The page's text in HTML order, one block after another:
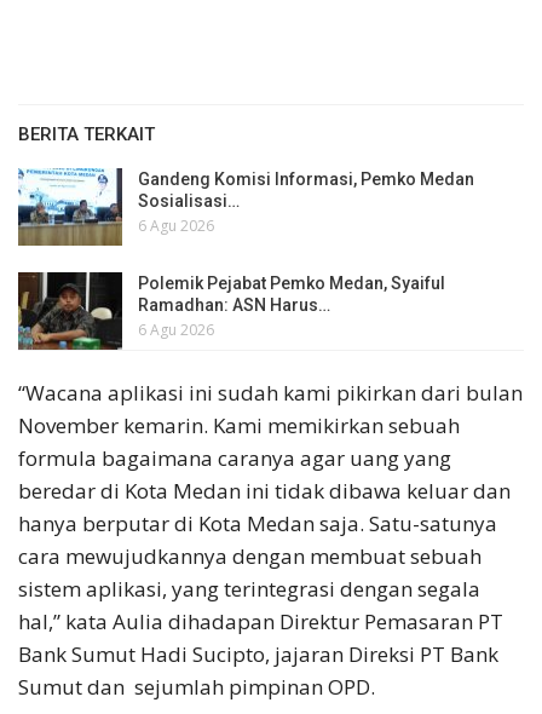
BERITA TERKAIT
Gandeng Komisi Informasi, Pemko Medan
Sosialisasi…
6 Agu 2026
Polemik Pejabat Pemko Medan, Syaiful
Ramadhan: ASN Harus…
6 Agu 2026
“Wacana aplikasi ini sudah kami pikirkan dari bulan
November kemarin. Kami memikirkan sebuah
formula bagaimana caranya agar uang yang
beredar di Kota Medan ini tidak dibawa keluar dan
hanya berputar di Kota Medan saja. Satu-satunya
cara mewujudkannya dengan membuat sebuah
sistem aplikasi, yang terintegrasi dengan segala
hal,” kata Aulia dihadapan Direktur Pemasaran PT
Bank Sumut Hadi Sucipto, jajaran Direksi PT Bank
Sumut dan sejumlah pimpinan OPD.